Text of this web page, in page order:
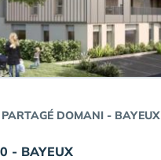
DOMANI - BAYEUX
- BAYEUX